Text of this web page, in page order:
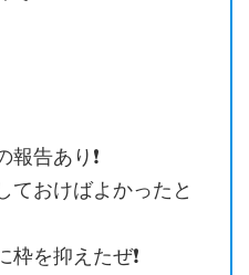
告あり❗️
ておけばよかったと
を抑えたぜ❗️